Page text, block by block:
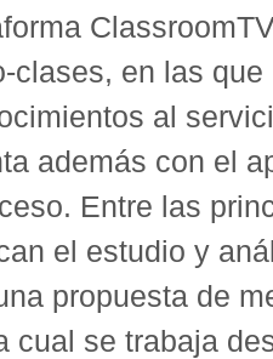
clases, en las
al
además con el
Entre las
el estudio y
propuesta de
cual se trabaja